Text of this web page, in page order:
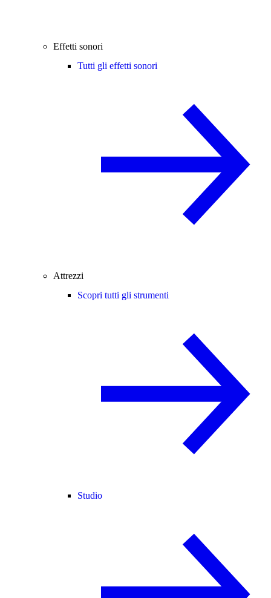
Effetti sonori
Tutti gli effetti sonori
Attrezzi
Scopri tutti gli strumenti
Studio